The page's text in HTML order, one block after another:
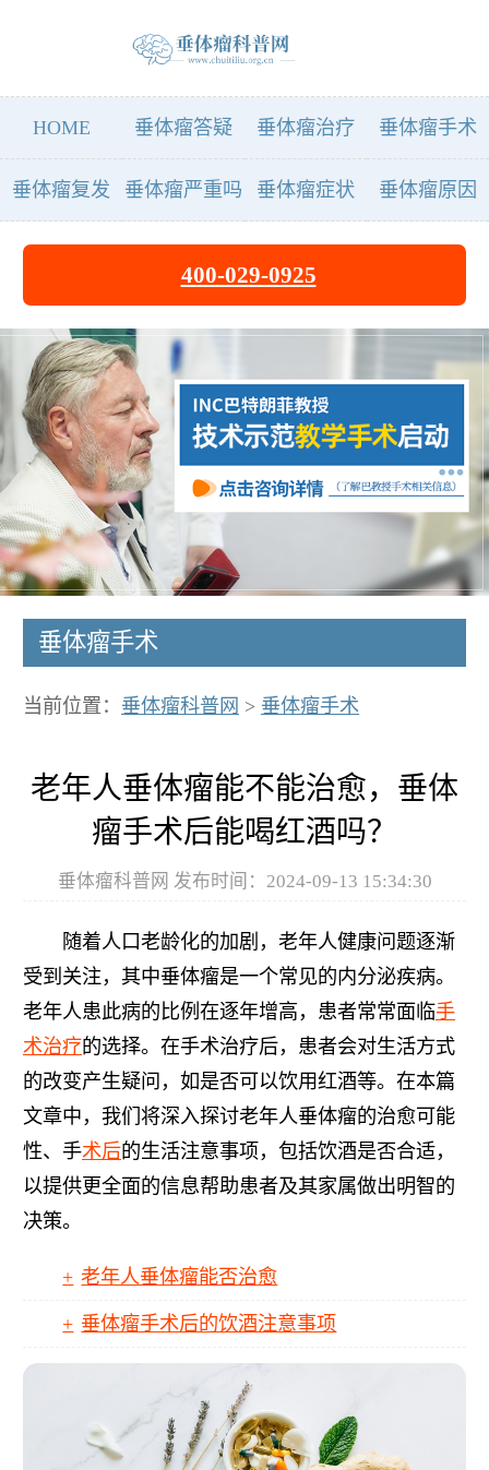
HOME 垂体瘤答疑 垂体瘤治疗 垂体瘤手术
垂体瘤复发 垂体瘤严重吗 垂体瘤症状 垂体瘤原因
400-029-0925
垂体瘤手术
当前位置： 垂体瘤科普网 > 垂体瘤手术
老年人垂体瘤能不能治愈，垂体
瘤手术后能喝红酒吗？
垂体瘤科普网 发布时间：2024-09-13 15:34:30
随着人口老龄化的加剧，老年人健康问题逐渐
受到关注，其中垂体瘤是一个常见的内分泌疾病。
老年人患此病的比例在逐年增高，患者常常面临手
术治疗的选择。在手术治疗后，患者会对生活方式
的改变产生疑问，如是否可以饮用红酒等。在本篇
文章中，我们将深入探讨老年人垂体瘤的治愈可能
性、手术后的生活注意事项，包括饮酒是否合适，
以提供更全面的信息帮助患者及其家属做出明智的
决策。
老年人垂体瘤能否治愈
垂体瘤手术后的饮酒注意事项